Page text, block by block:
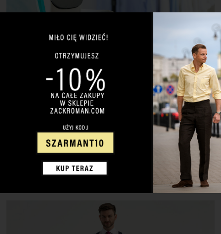
2 KOMENTARZY
Jak prasować męską koszulę?
Dla wielu mężczyzn prasowanie koszuli bywa drogą przez
mękę. Jednak należy podkreślić, że źle wyprasowana koszula
niszczy nawet najlepszą stylizację. Pogniecione rękawy, źle
układający się kołnierzyk – to nie są atrybuty stylowego
mężczyzny. Dlatego w dzisiejszym wpisie mam dla Ciebie prostą
instrukcję, która być może nie sprawi, że nagle pokochasz
prasowanie, ale bez wątpienia ułatwi […]